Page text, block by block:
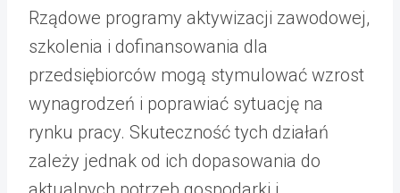
Rządowe programy aktywizacji zawodowej,
szkolenia i dofinansowania dla
przedsiębiorców mogą stymulować wzrost
wynagrodzeń i poprawiać sytuację na
rynku pracy. Skuteczność tych działań
zależy jednak od ich dopasowania do